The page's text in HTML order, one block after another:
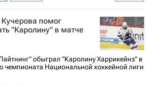
лига (НХЛ)
Флорида Пантерз
помог
"Каролину" в матче
обыграл "Каролину Харрикейнз" в
чемпионата Национальной хоккейной лиги